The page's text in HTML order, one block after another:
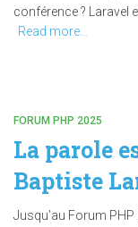
conférence ? Laravel
Read more…
FORUM PHP 2025
La parole
Baptiste
Jusqu’au Forum